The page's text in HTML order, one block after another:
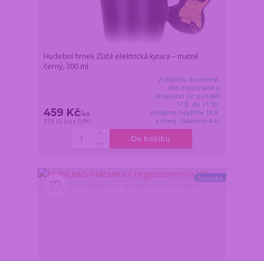
Hudební hrnek Zlatá elektrická kytara – matně
černý, 300 ml
459 Kč/ks
379 Kč bez DPH
Z důvodu dovolené,
vše objednané a
uhrazené do pondělí
17.8. do 11:00,
dodáme nejdříve 18.8.
v úterý. Skladem 4 ks
Do košíku
Novinka